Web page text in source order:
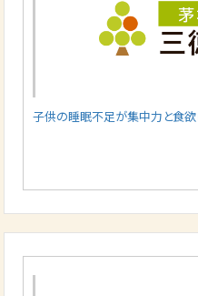
子供の睡眠不足が集中力と食欲